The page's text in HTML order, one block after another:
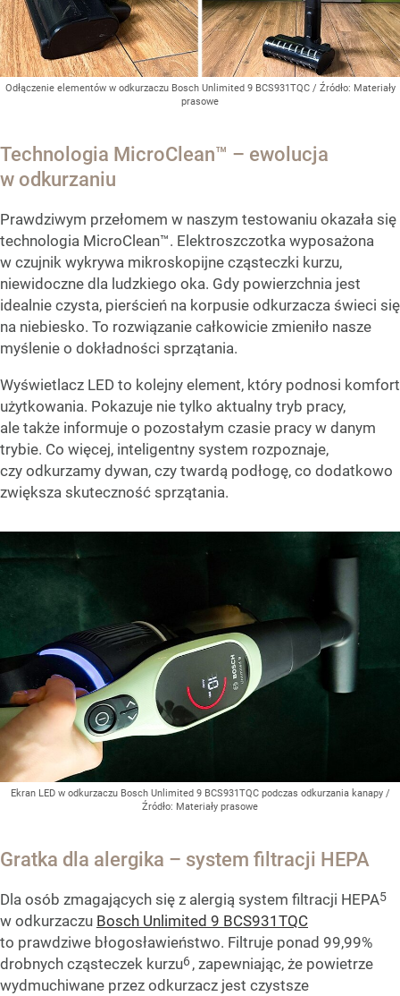
Odłączenie elementów w odkurzaczu Bosch Unlimited 9 BCS931TQC / Źródło: Materiały
prasowe
Technologia MicroClean™ – ewolucja
w odkurzaniu
Prawdziwym przełomem w naszym testowaniu okazała się
technologia MicroClean™. Elektroszczotka wyposażona
w czujnik wykrywa mikroskopijne cząsteczki kurzu,
niewidoczne dla ludzkiego oka. Gdy powierzchnia jest
idealnie czysta, pierścień na korpusie odkurzacza świeci się
na niebiesko. To rozwiązanie całkowicie zmieniło nasze
myślenie o dokładności sprzątania.
Wyświetlacz LED to kolejny element, który podnosi komfort
użytkowania. Pokazuje nie tylko aktualny tryb pracy,
ale także informuje o pozostałym czasie pracy w danym
trybie. Co więcej, inteligentny system rozpoznaje,
czy odkurzamy dywan, czy twardą podłogę, co dodatkowo
zwiększa skuteczność sprzątania.
Ekran LED w odkurzaczu Bosch Unlimited 9 BCS931TQC podczas odkurzania kanapy /
Źródło: Materiały prasowe
Gratka dla alergika – system filtracji HEPA
Dla osób zmagających się z alergią system filtracji HEPA5
w odkurzaczu Bosch Unlimited 9 BCS931TQC
to prawdziwe błogosławieństwo. Filtruje ponad 99,99%
drobnych cząsteczek kurzu6, zapewniając, że powietrze
wydmuchiwane przez odkurzacz jest czystsze